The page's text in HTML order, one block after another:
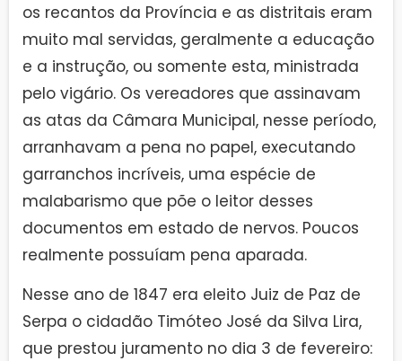
os recantos da Província e as distritais eram
muito mal servidas, geralmente a educação
e a instrução, ou somente esta, ministrada
pelo vigário. Os vereadores que assinavam
as atas da Câmara Municipal, nesse período,
arranhavam a pena no papel, executando
garranchos incríveis, uma espécie de
malabarismo que põe o leitor desses
documentos em estado de nervos. Poucos
realmente possuíam pena aparada.
Nesse ano de 1847 era eleito Juiz de Paz de
Serpa o cidadão Timóteo José da Silva Lira,
que prestou juramento no dia 3 de fevereiro: